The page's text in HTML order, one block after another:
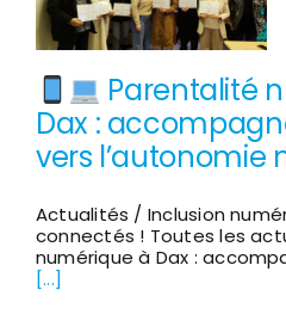
Parentalité
Dax :
vers l’autonomie
Actualités / Inclusion
connectés ! Toutes les
numérique à Dax :
[...]